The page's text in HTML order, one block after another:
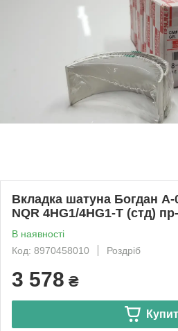
Вкладка шатуна Богдан А-
NQR 4HG1/4HG1-T (стд)
В наявності
Код: 8970458010
Роздріб
3 578 ₴